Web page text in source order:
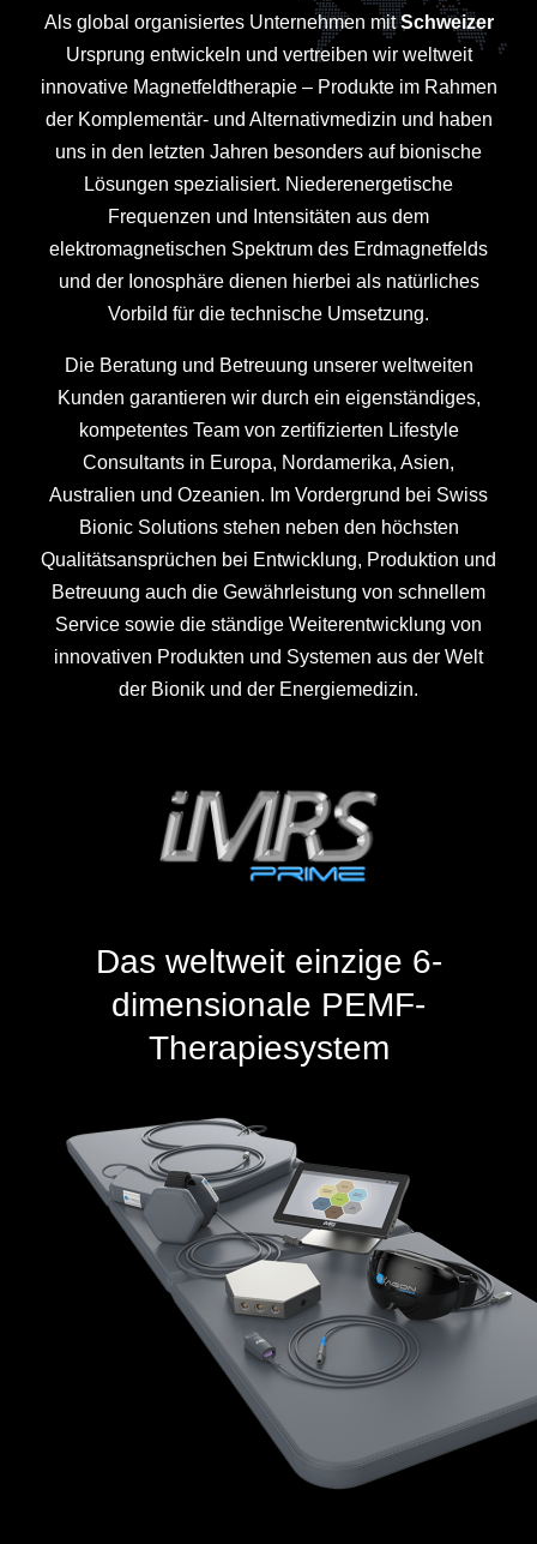
Als global organisiertes Unternehmen mitSchweizer
Ursprung entwickeln und vertreiben wir weltweit
innovative Magnetfeldtherapie – Produkte im Rahmen
der Komplementär- und Alternativmedizin und haben
uns in den letzten Jahren besonders auf bionische
Lösungen spezialisiert. Niederenergetische
Frequenzen und Intensitäten aus dem
elektromagnetischen Spektrum des Erdmagnetfelds
und der Ionosphäre dienen hierbei als natürliches
Vorbild für die technische Umsetzung.
Die Beratung und Betreuung unserer weltweiten
Kunden garantieren wir durch ein eigenständiges,
kompetentes Team von zertifizierten Lifestyle
Consultants in Europa, Nordamerika, Asien,
Australien und Ozeanien. Im Vordergrund bei Swiss
Bionic Solutions stehen neben den höchsten
Qualitätsansprüchen bei Entwicklung, Produktion und
Betreuung auch die Gewährleistung von schnellem
Service sowie die ständige Weiterentwicklung von
innovativen Produkten und Systemen aus der Welt
der Bionik und der Energiemedizin.
Das weltweit einzige 6-
dimensionale PEMF-
Therapiesystem